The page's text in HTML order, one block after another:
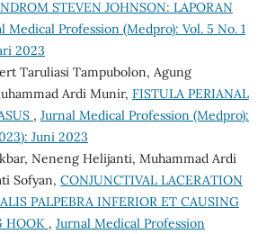
STEVEN JOHNSON: LAPORAN
Medical Profession (Medpro): Vol. 5 No. 1
2023
Taruliasi Tampubolon, Agung
Ardi Munir, FISTULA PERIANAL
, Jurnal Medical Profession (Medpro):
Juni 2023
Neneng Helijanti, Muhammad Ardi
Sofyan, CONJUNCTIVAL LACERATION
PALPEBRA INFERIOR ET CAUSING
HOOK , Jurnal Medical Profession